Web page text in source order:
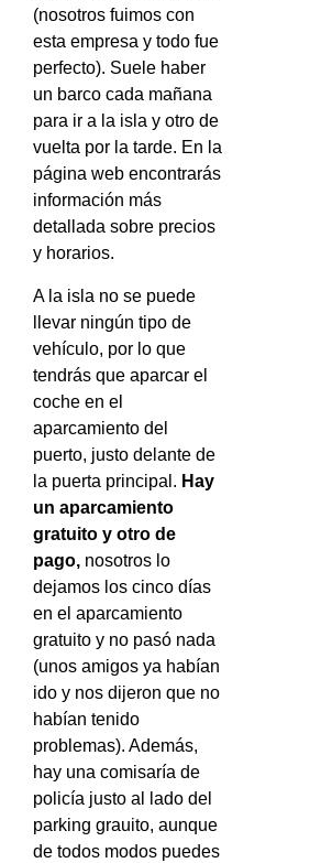
(nosotros fuimos con
esta empresa y todo fue
perfecto). Suele haber
un barco cada mañana
para ir a la isla y otro de
vuelta por la tarde. En la
página web encontrarás
información más
detallada sobre precios
y horarios.
A la isla no se puede
llevar ningún tipo de
vehículo, por lo que
tendrás que aparcar el
coche en el
aparcamiento del
puerto, justo delante de
la puerta principal. Hay
un aparcamiento
gratuito y otro de
pago, nosotros lo
dejamos los cinco días
en el aparcamiento
gratuito y no pasó nada
(unos amigos ya habían
ido y nos dijeron que no
habían tenido
problemas). Además,
hay una comisaría de
policía justo al lado del
parking grauito, aunque
de todos modos puedes